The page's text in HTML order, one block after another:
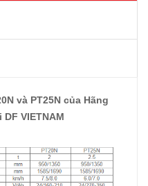
và PT25N của Hãng
VIETNAM